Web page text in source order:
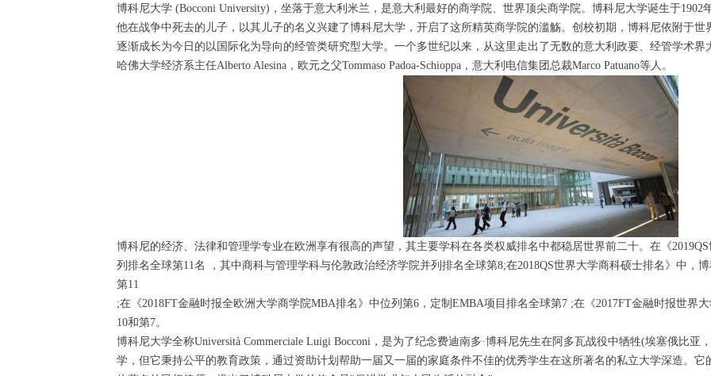
博科尼大学 (Bocconi University)，坐落于意大利米兰，是意大利最好的商学院、世界顶尖商学院。博科尼大学诞生于1902
他在战争中死去的儿子，以其儿子的名义兴建了博科尼大学，开启了这所精英商学院的滥觞。创校初期，博科尼依附于世
逐渐成长为今日的以国际化为导向的经管类研究型大学。一个多世纪以来，从这里走出了无数的意大利政要、经管学术界
哈佛大学经济系主任Alberto Alesina，欧元之父Tommaso Padoa-Schioppa，意大利电信集团总裁Marco Patuano等人。
博科尼的经济、法律和管理学专业在欧洲享有很高的声望，其主要学科在各类权威排名中都稳居世界前二十。在《
列排名全球第11名 ，其中商科与管理学科与伦敦政治经济学院并列排名全球第8;在2018QS世界大学商科硕士排名》中，
第11
;在《2018FT金融时报全欧洲大学商学院MBA排名》中位列第6，定制EMBA项目排名全球第7 ;在《2017FT金融时报世界
10和第7。
博科尼大学全称Università Commerciale Luigi Bocconi，是为了纪念费迪南多·博科尼先生在阿多瓦战役中牺牲(埃塞俄比亚
学，但它秉持公平的教育政策，通过资助计划帮助一届又一届的家庭条件不佳的优秀学生在这所著名的私立大学深造。